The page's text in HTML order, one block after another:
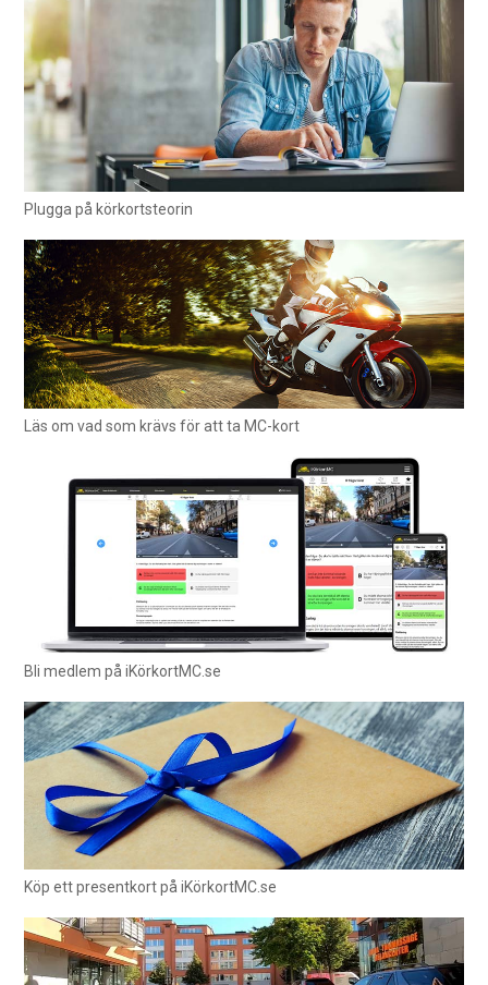
Plugga på körkortsteorin
Läs om vad som krävs för att ta MC-kort
Bli medlem på iKörkortMC.se
Köp ett presentkort på iKörkortMC.se